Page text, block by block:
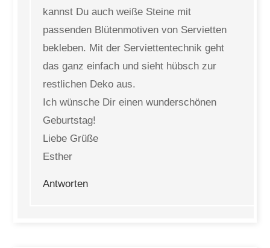
kannst Du auch weiße Steine mit
passenden Blütenmotiven von Servietten
bekleben. Mit der Serviettentechnik geht
das ganz einfach und sieht hübsch zur
restlichen Deko aus.
Ich wünsche Dir einen wunderschönen
Geburtstag!
Liebe Grüße
Esther
Antworten